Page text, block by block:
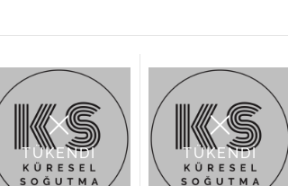
TÜKENDİ TÜKENDİ